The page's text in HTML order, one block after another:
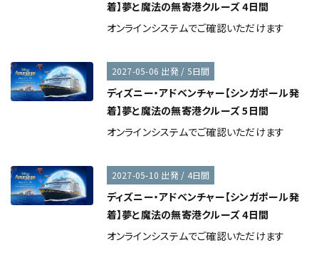
着】夢と魔法の無寄港クルーズ 4日間
オンラインシステムでご確認いただけます
2027-05-06 出発 / 5日間
ディズニー・アドベンチャー【シンガポール発
着】夢と魔法の無寄港クルーズ 5日間
オンラインシステムでご確認いただけます
2027-05-10 出発 / 4日間
ディズニー・アドベンチャー【シンガポール発
着】夢と魔法の無寄港クルーズ 4日間
オンラインシステムでご確認いただけます